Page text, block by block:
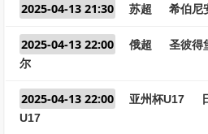
2025-04-13 21:30 苏超 希伯尼
2025-04-13 22:00 俄超
圣彼得
尔
2025-04-13 22:00 亚州杯U17
U17